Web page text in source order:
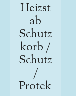
Heizst
ab
Schutz
korb /
Schutz
/
Protek